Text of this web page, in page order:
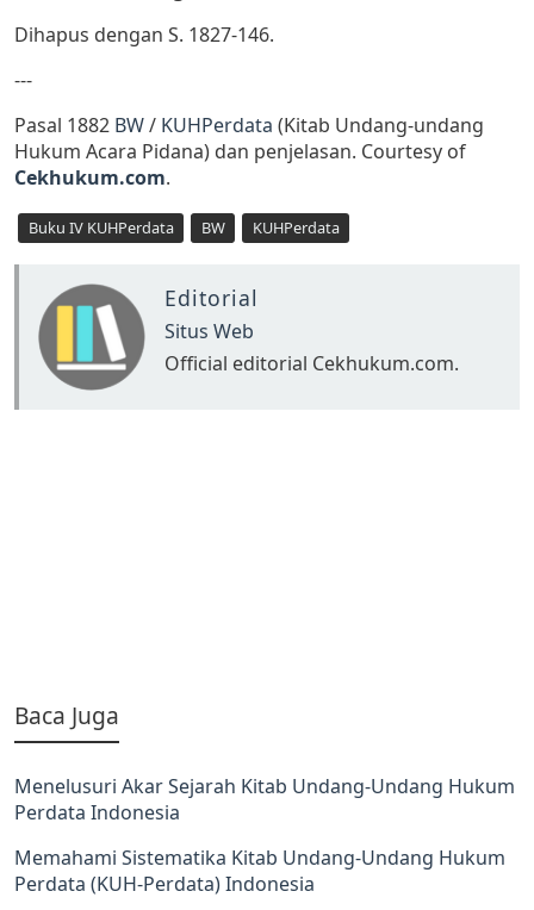
Dihapus dengan S. 1827-146.
---
Pasal 1882 BW/ KUHPerdata (Kitab Undang-undang
Hukum Acara Pidana) dan penjelasan. Courtesy of
Cekhukum.com.
Buku IV KUHPerdata BW KUHPerdata
Editorial
Situs Web
Official editorial Cekhukum.com.
Baca Juga
Menelusuri Akar Sejarah Kitab Undang-Undang Hukum
Perdata Indonesia
Memahami Sistematika Kitab Undang-Undang Hukum
Perdata (KUH-Perdata) Indonesia